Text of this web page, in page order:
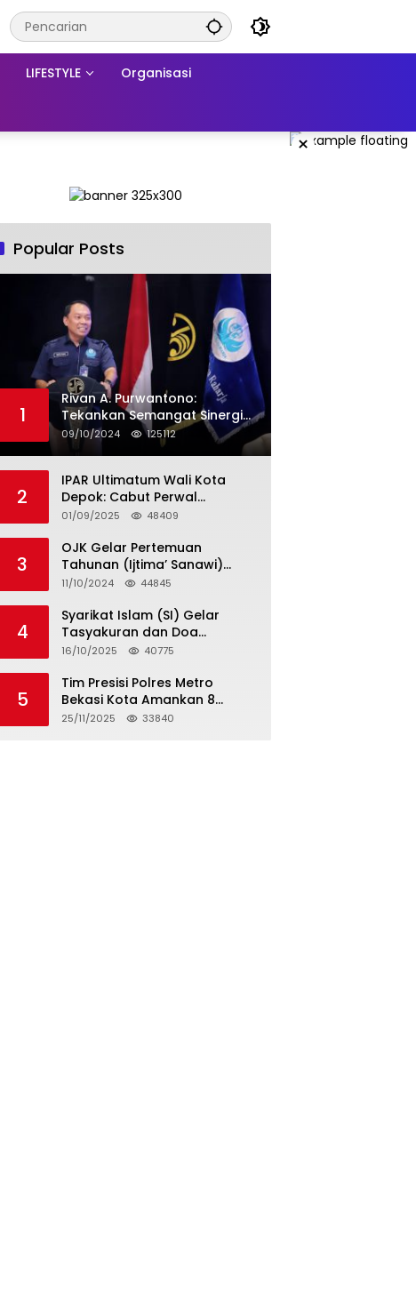
LIFESTYLE Organisasi
×
Popular Posts
1
Rivan A. Purwantono:
Tekankan Semangat Sinergi
dan Kolaborasi dalam
Rakernas Serikat Pekerja Jasa
09/10/2024 125112
2
IPAR Ultimatum Wali Kota
Depok: Cabut Perwal
Tunjangan DPRD Rp40 Juta
Aksi Rakyat
01/09/2025 48409
3
OJK Gelar Pertemuan
Tahunan (Ijtima’ Sanawi)
Dewan Pengawas Syariah
11/10/2024 44845
4
Syarikat Islam (SI) Gelar
Tasyakuran dan Doa
Bersama Organisasi
16/10/2025 40775
5
Tim Presisi Polres Metro
Bekasi Kota Amankan 8
Remaja Diduga Hendak
25/11/2025 33840